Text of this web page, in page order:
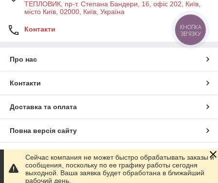
ТЕПЛОВИК, пр-т. Степана Бандери, 16, офіс 202, Київ,
місто Київ, 02000, Київ, Україна
Контакти
Про нас
Контакти
Доставка та оплата
Повна версія сайту
Сайт створено на маркетплейсі Prom.ua
Політика конфіденційності
Сейчас компания не может быстро обрабатывать заказы и
сообщения, поскольку по ее графику работы сегодня
выходной. Ваша заявка будет обработана в ближайший
рабочий день.
КНОПКА
ЗВ'ЯЗКУ